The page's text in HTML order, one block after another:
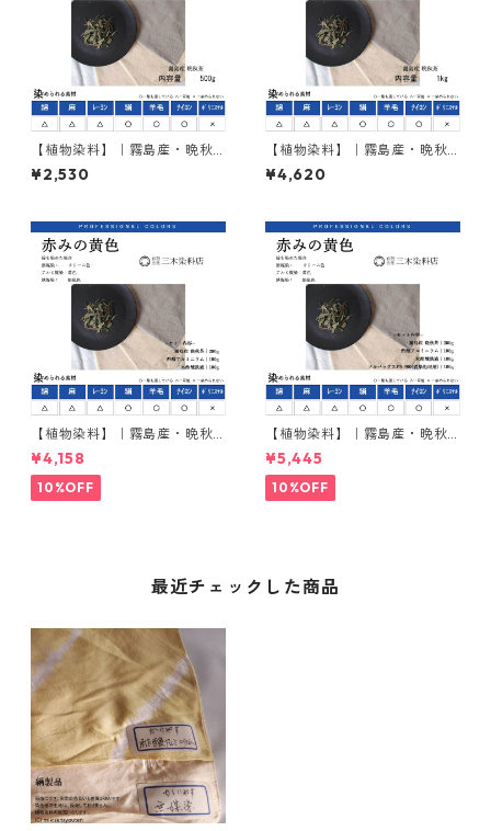
【植物染料】｜霧島産・晩秋
茶｜500g入り・単品｜標準・
お店推奨
¥2,530
【植物染料】｜霧島産・晩秋
茶｜1kg入り・単品｜生業・作
家仕様
¥4,620
【植物染料】｜霧島産・晩秋
茶｜200g入り｜絹用・媒染剤
セット
¥4,158
10%OFF
【植物染料】｜霧島産・晩秋
茶｜200g入り｜綿用・媒染剤
セット
¥5,445
10%OFF
最近チェックした商品